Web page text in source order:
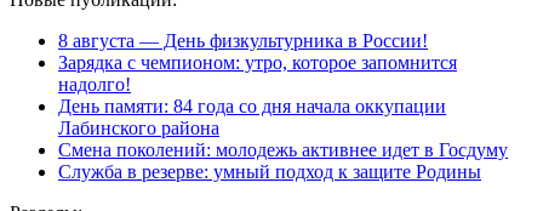
8 августа — День физкультурника в России!
Зарядка с чемпионом: утро, которое запомнится
надолго!
День памяти: 84 года со дня начала оккупации
Лабинского района
Смена поколений: молодежь активнее идет в Госдуму
Служба в резерве: умный подход к защите Родины